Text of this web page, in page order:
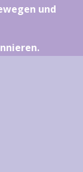
und